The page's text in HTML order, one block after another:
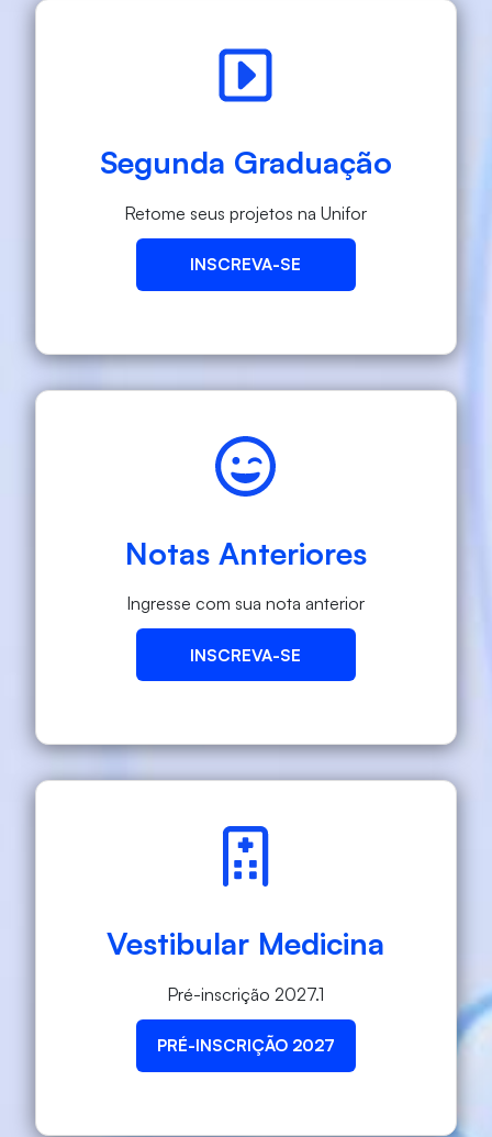
Segunda Graduação
Retome seus projetos na Unifor
INSCREVA-SE
Notas Anteriores
Ingresse com sua nota anterior
INSCREVA-SE
Vestibular Medicina
Pré-inscrição 2027.1
PRÉ-INSCRIÇÃO 2027